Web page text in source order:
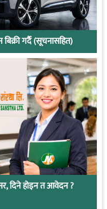
गर्दै (सूचनासहित)
दिने होइन त आवेदन ?